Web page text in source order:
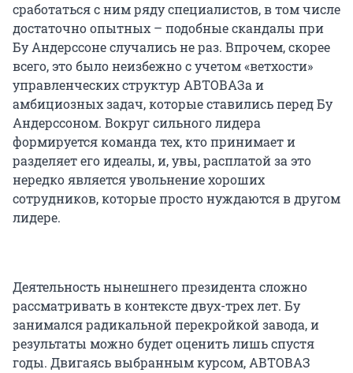
сработаться с ним ряду специалистов, в том числе
достаточно опытных – подобные скандалы при
Бу Андерссоне случались не раз. Впрочем, скорее
всего, это было неизбежно с учетом «ветхости»
управленческих структур АВТОВАЗа и
амбициозных задач, которые ставились перед Бу
Андерссоном. Вокруг сильного лидера
формируется команда тех, кто принимает и
разделяет его идеалы, и, увы, расплатой за это
нередко является увольнение хороших
сотрудников, которые просто нуждаются в другом
лидере.
Деятельность нынешнего президента сложно
рассматривать в контексте двух-трех лет. Бу
занимался радикальной перекройкой завода, и
результаты можно будет оценить лишь спустя
годы. Двигаясь выбранным курсом, АВТОВАЗ